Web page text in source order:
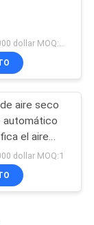
USD 5000-20000 dollar MOQ:1 juego
aire seco
el aire
de -55 a
dollar MOQ:1